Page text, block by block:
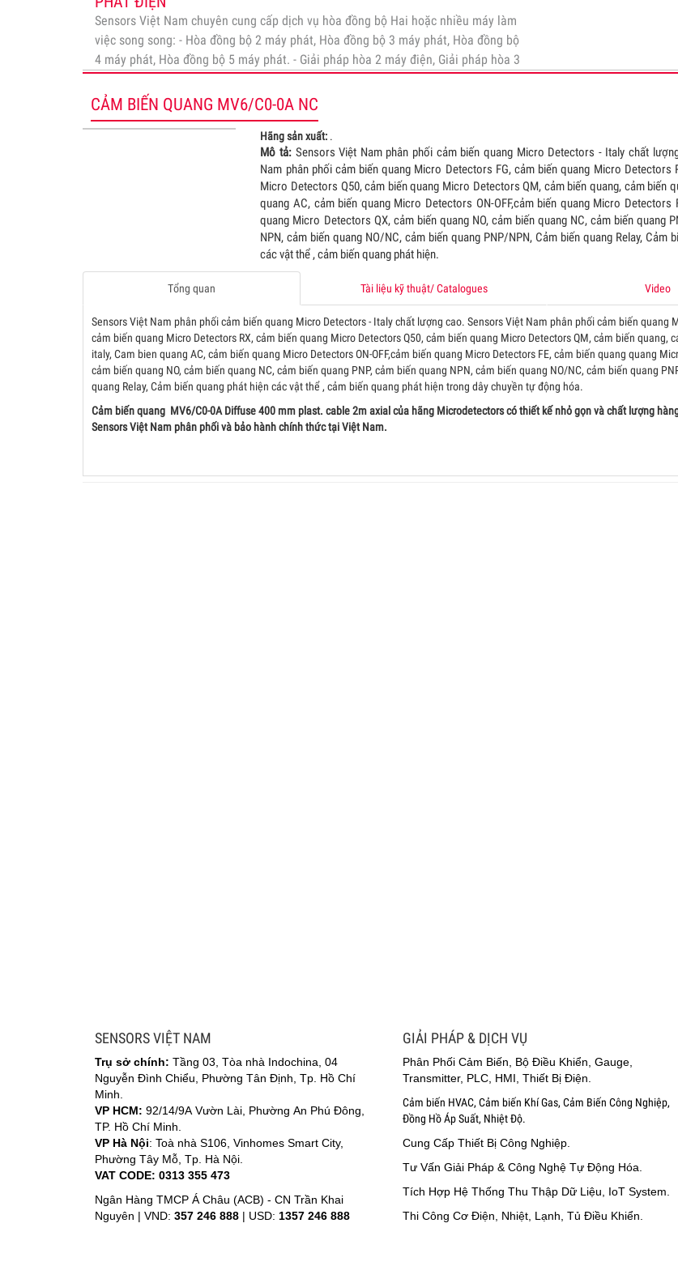
Sensors Việt Nam chuyên cung cấp dịch vụ hòa đồng bộ Hai hoặc nhiều máy làm
việc song song: - Hòa đồng bộ 2 máy phát, Hòa đồng bộ 3 máy phát, Hòa đồng bộ
4 máy phát, Hòa đồng bộ 5 máy phát. - Giải pháp hòa 2 máy điện, Giải pháp hòa 3
máy điện, Giải pháp hòa…Xem
CẢM BIẾN QUANG MV6/C0-0A NC
Hãng sản xuất: .
Mô tả: Sensors Việt Nam phân phối cảm biến quang Micro Detectors - Italy chất
Nam phân phối cảm biến quang Micro Detectors FG, cảm biến quang Micro Detectors
Micro Detectors Q50, cảm biến quang Micro Detectors QM, cảm biến quang, cảm biến
quang AC, cảm biến quang Micro Detectors ON-OFF,cảm biến quang Micro Detectors
quang Micro Detectors QX, cảm biến quang NO, cảm biến quang NC, cảm biến quang
NPN, cảm biến quang NO/NC, cảm biến quang PNP/NPN, Cảm biến quang Relay, Cảm
các vật thể , cảm biến quang phát hiện.
Tổng quan Tài liệu kỹ thuật/ Catalogues Video
Sensors Việt Nam phân phối cảm biến quang Micro Detectors - Italy chất lượng cao. Sensors Việt Nam phân phối cảm biến quang
cảm biến quang Micro Detectors RX, cảm biến quang Micro Detectors Q50, cảm biến quang Micro Detectors QM, cảm biến quang,
italy, Cam bien quang AC, cảm biến quang Micro Detectors ON-OFF,cảm biến quang Micro Detectors FE, cảm biến quang quang
cảm biến quang NO, cảm biến quang NC, cảm biến quang PNP, cảm biến quang NPN, cảm biến quang NO/NC, cảm biến quang
quang Relay, Cảm biến quang phát hiện các vật thể , cảm biến quang phát hiện trong dây chuyền tự động hóa.
Cảm biến quang MV6/C0-0A Diffuse 400 mm plast. cable 2m axial của hãng Microdetectors có thiết kế nhỏ gọn và chất lượng
Sensors Việt Nam phân phối và bảo hành chính thức tại Việt Nam.
SENSORS VIỆT NAM
Trụ sở chính: Tầng 03, Tòa nhà Indochina, 04
Nguyễn Đình Chiểu, Phường Tân Định, Tp. Hồ Chí
Minh.
VP HCM: 92/14/9A Vườn Lài, Phường An Phú Đông,
TP. Hồ Chí Minh.
VP Hà Nội: Toà nhà S106, Vinhomes Smart City,
Phường Tây Mỗ, Tp. Hà Nội.
VAT CODE: 0313 355 473
Ngân Hàng TMCP Á Châu (ACB) - CN Trần Khai
Nguyên | VND: 357 246 888 | USD: 1357 246 888
GIẢI PHÁP & DỊCH VỤ
Phân Phối Cảm Biến, Bộ Điều Khiển, Gauge,
Transmitter, PLC, HMI, Thiết Bị Điện.
Cảm biến HVAC, Cảm biến Khí Gas, Cảm Biến Công Nghiệp,
Đồng Hồ Áp Suất, Nhiệt Độ.
Cung Cấp Thiết Bị Công Nghiệp.
Tư Vấn Giải Pháp & Công Nghệ Tự Động Hóa.
Tích Hợp Hệ Thống Thu Thập Dữ Liệu, IoT System.
Thi Công Cơ Điện, Nhiệt, Lạnh, Tủ Điều Khiển.